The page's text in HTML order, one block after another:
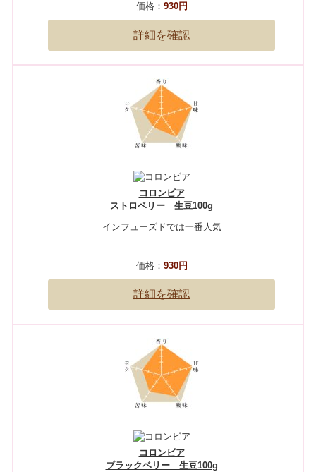
価格： 930円
詳細を確認
コロンビア
ストロベリー 生豆100g
インフューズドでは一番人気
価格： 930円
詳細を確認
コロンビア
ブラックベリー 生豆100g